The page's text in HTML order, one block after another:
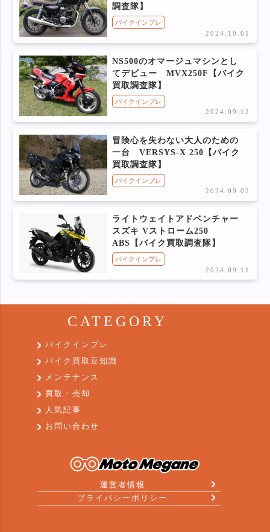
調査隊】
バイクインプレ
2024.10.01
NS500のオマージュマシンとし
てデビュー MVX250F【バイク
買取調査隊】
バイクインプレ
2024.09.12
冒険心を失わない大人のための
一台 VERSYS-X 250【バイク
買取調査隊】
バイクインプレ
2024.09.02
ライトウェイトアドベンチャー
スズキ Vストローム250
ABS【バイク買取調査隊】
バイクインプレ
2024.09.11
運営者情報
プライバシーポリシー
CATEGORY
バイクインプレ
バイク買取豆知識
メンテナンス
買取・売却
人気記事
お問い合わせ